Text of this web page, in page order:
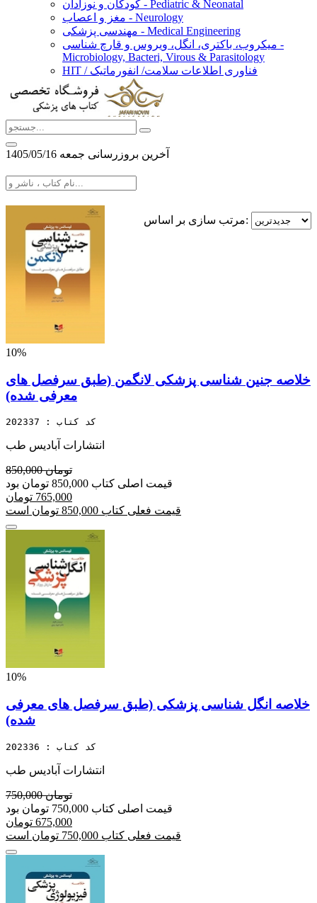
کودکان و نوزادان - Pediatric & Neonatal
مغز و اعصاب - Neurology
مهندسی پزشکی - Medical Engineering
میکروب، باکتری، انگل، ویروس و قارچ شناسی -
Microbiology, Bacteri, Virous & Parasitology
HIT / فناوری اطلاعات سلامت/ انفورماتیک
آخرین بروزرسانی جمعه 1405/05/16
مرتب سازی بر اساس:
10%
خلاصه جنین شناسی پزشکی لانگمن (طبق سرفصل های
معرفی شده)
کد کتاب : 202337
انتشارات آبادیس طب
850,000 تومان
قیمت اصلی کتاب 850,000 تومان بود
765,000 تومان
قیمت فعلی کتاب 850,000 تومان است
10%
خلاصه انگل شناسی پزشکی (طبق سرفصل های معرفی
شده)
کد کتاب : 202336
انتشارات آبادیس طب
750,000 تومان
قیمت اصلی کتاب 750,000 تومان بود
675,000 تومان
قیمت فعلی کتاب 750,000 تومان است